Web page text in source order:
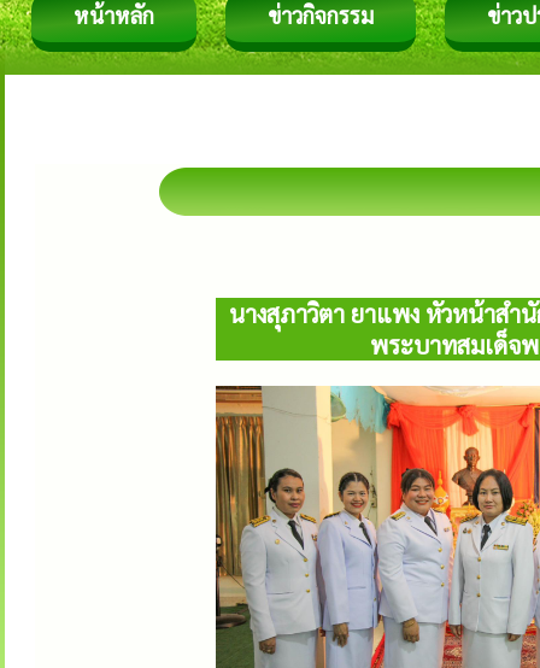
หน้าหลัก ข่าวกิจกรรม ข่าว
นางสุภาวิตา ยาแพง หัวหน้าสำ
พระบาทสมเด็จ